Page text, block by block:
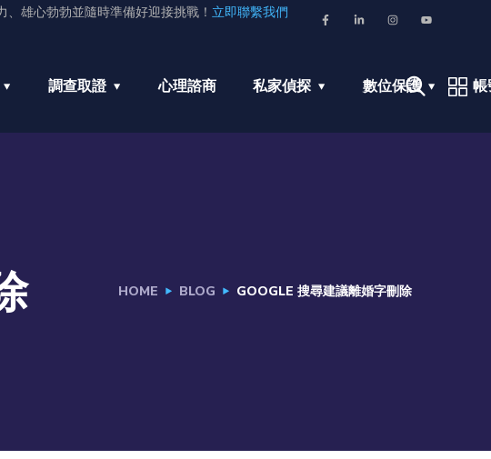
、雄心勃勃並隨時準備好迎接挑戰！ 立即聯繫我們
調查取證 心理諮商 私家偵探 數位保護
HOME BLOG GOOGLE 搜尋建議離婚字刪除